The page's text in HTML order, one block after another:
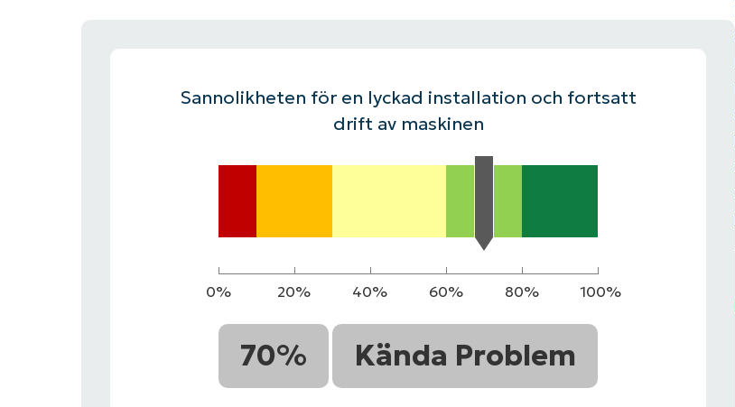
Sannolikheten för en lyckad installation och fortsatt
drift av maskinen
0% 20% 40% 60% 80% 100%
70% Kända Problem